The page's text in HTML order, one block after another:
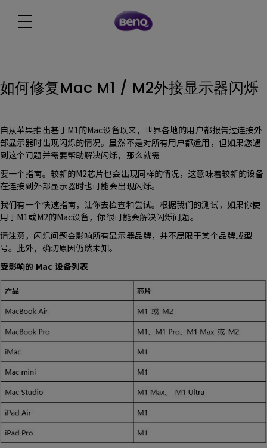
如何修复Mac M1 / M2外接显示器闪烁
自从苹果推出基于M1的Mac设备以来，世界各地的用户都报告过连接外
部显示器时出现闪烁的情况。虽然不是对所有用户都适用，但如果您遇
到这个问题并需要帮助解决闪烁，那么就需
要一个指南。较新的M2芯片也会出现同样的情况，这意味着较新的设备
在连接到外部显示器时也可能会出现闪烁。
我们有一个快速指南，让你去检查和尝试。根据我们的测试，如果你使
用于M1或M2的Mac设备，你很可能会解决闪烁问题。
请注意，闪烁问题会影响所有显示器品牌，并不局限于某个品牌或型
号。此外，确切原因仍然未知。
受影响的 Mac 设备列表